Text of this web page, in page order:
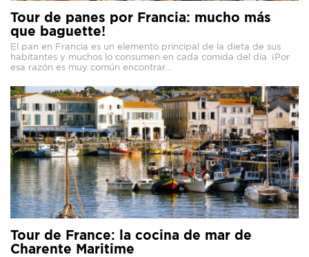
Tour de panes por Francia: mucho más
que baguette!
El pan en Francia es un elemento principal de la dieta de sus
habitantes y muchos lo consumen en cada comida del día. ¡Por
esa razón es muy común encontrar...
Tour de France: la cocina de mar de
Charente Maritime